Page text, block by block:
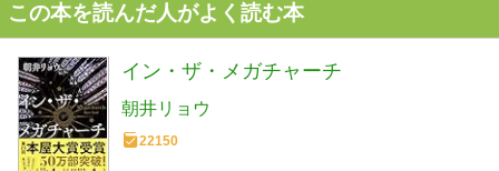
この本を読んだ人がよく読む本
イン・ザ・メガチャーチ
朝井リョウ
22150